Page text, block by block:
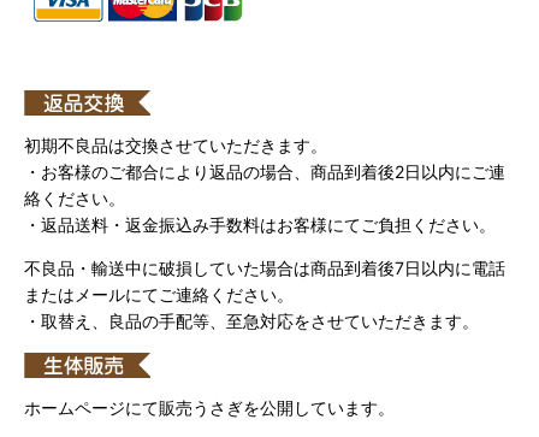
初期不良品は交換させていただきます。
・お客様のご都合により返品の場合、商品到着後2日以内にご連
絡ください。
・返品送料・返金振込み手数料はお客様にてご負担ください。
不良品・輸送中に破損していた場合は商品到着後7日以内に電話
またはメールにてご連絡ください。
・取替え、良品の手配等、至急対応をさせていただきます。
ホームページにて販売うさぎを公開しています。